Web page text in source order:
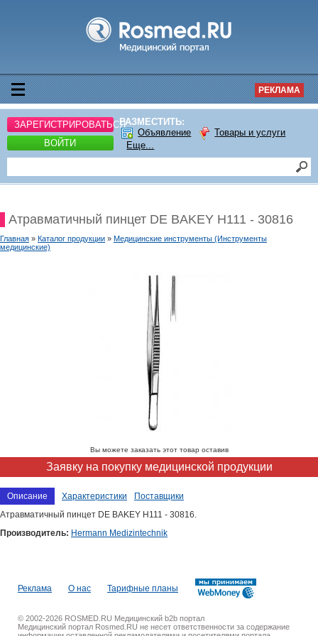
РЕКЛАМА
ЗАРЕГИСТРИРОВАТЬСЯ
ВОЙТИ
РАЗМЕСТИТЬ:
Объявление
Товары и услуги
Еще...
Атравматичный пинцет DE BAKEY H111 - 30816
Главная » Каталог продукции » Медицинские инструменты (Инструменты
медицинские)
Вы можете заказать этот товар оставив
Заявку на покупку медицинской продукции
Описание Характеристики
Поставщики
Атравматичный пинцет DE BAKEY H111 - 30816.
Производитель: Hermann Medizintechnik
Реклама О нас Тарифные планы
© 2002-2026 ROSMED.RU Медицинский b2b портал
Медицинский портал Rosmed.RU не несет ответственности за содержание